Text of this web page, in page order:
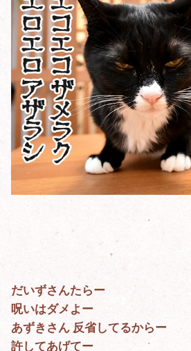
だいずさんたらー
呪いはダメよー
あずきさん 反省してるからー
許してあげてー